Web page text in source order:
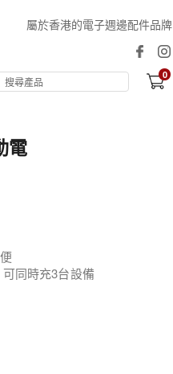
屬於香港的電子週邊配件品牌
0
電
同時充3台設備